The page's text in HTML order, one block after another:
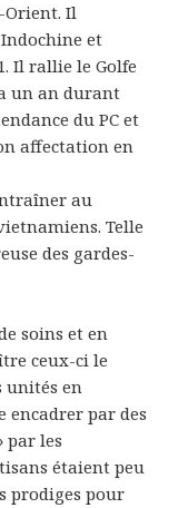
Orient. Il
et
Il rallie le Golfe
un an durant
du PC et
affectation en
au
Telle
des gardes-
soins et en
ceux-ci le
unités en
encadrer par des
par les
étaient peu
prodiges pour